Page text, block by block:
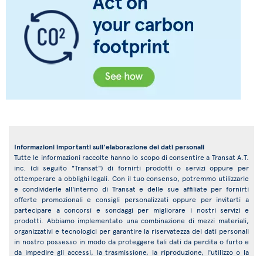
Informazioni importanti sull'elaborazione dei dati personali
Tutte le informazioni raccolte hanno lo scopo di consentire a Transat A.T.
inc. (di seguito "Transat") di fornirti prodotti o servizi oppure per
ottemperare a obblighi legali. Con il tuo consenso, potremmo utilizzarle
e condividerle all'interno di Transat e delle sue affiliate per fornirti
offerte promozionali e consigli personalizzati oppure per invitarti a
partecipare a concorsi e sondaggi per migliorare i nostri servizi e
prodotti. Abbiamo implementato una combinazione di mezzi materiali,
organizzativi e tecnologici per garantire la riservatezza dei dati personali
in nostro possesso in modo da proteggere tali dati da perdita o furto e
da impedire gli accessi, la trasmissione, la riproduzione, l'utilizzo o la